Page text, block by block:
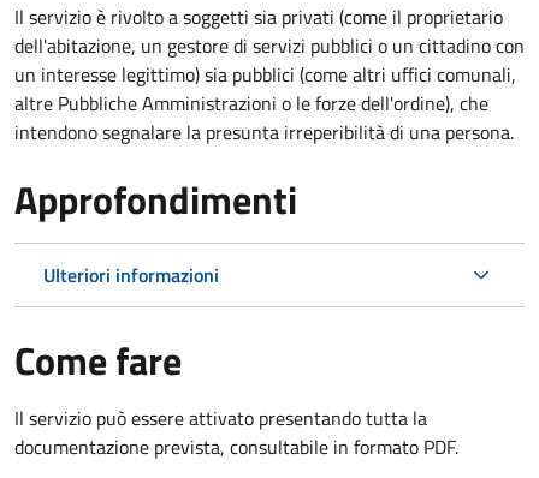
Il servizio è rivolto a soggetti sia privati (come il proprietario
dell'abitazione, un gestore di servizi pubblici o un cittadino con
un interesse legittimo) sia pubblici (come altri uffici comunali,
altre Pubbliche Amministrazioni o le forze dell'ordine), che
intendono segnalare la presunta irreperibilità di una persona.
Approfondimenti
Ulteriori informazioni
Come fare
Il servizio può essere attivato presentando tutta la
documentazione prevista, consultabile in formato PDF.